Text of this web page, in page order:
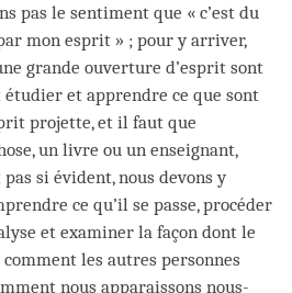
pas le sentiment que « c’est du
mon esprit » ; pour y arriver,
grande ouverture d’esprit sont
étudier et apprendre ce que sont
projette, et il faut que
un livre ou un enseignant,
si évident, nous devons y
ce qu’il se passe, procéder
et examiner la façon dont le
les autres personnes
nous apparaissons nous-